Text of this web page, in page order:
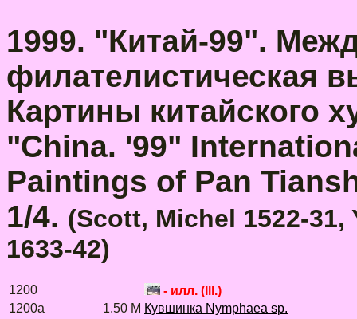
1999. "Китай-99".
филателистическая
Картины китайского
"China. '99"
Paintings of Pan
1/4. (Scott, Michel 1522-31,
1633-42)
1200
- илл. (Ill.)
1200a
1.50 M Кувшинка Nymphaea sp.